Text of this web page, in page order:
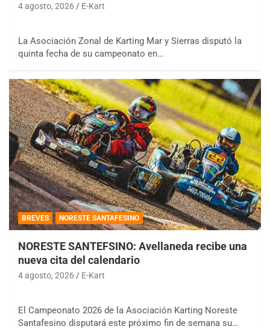
4 agosto, 2026 E-Kart
La Asociación Zonal de Karting Mar y Sierras disputó la
quinta fecha de su campeonato en…
BREVES NORESTE SANTAFESINO
NORESTE SANTEFSINO: Avellaneda recibe una
nueva cita del calendario
4 agosto, 2026 E-Kart
El Campeonato 2026 de la Asociación Karting Noreste
Santafesino disputará este próximo fin de semana su…